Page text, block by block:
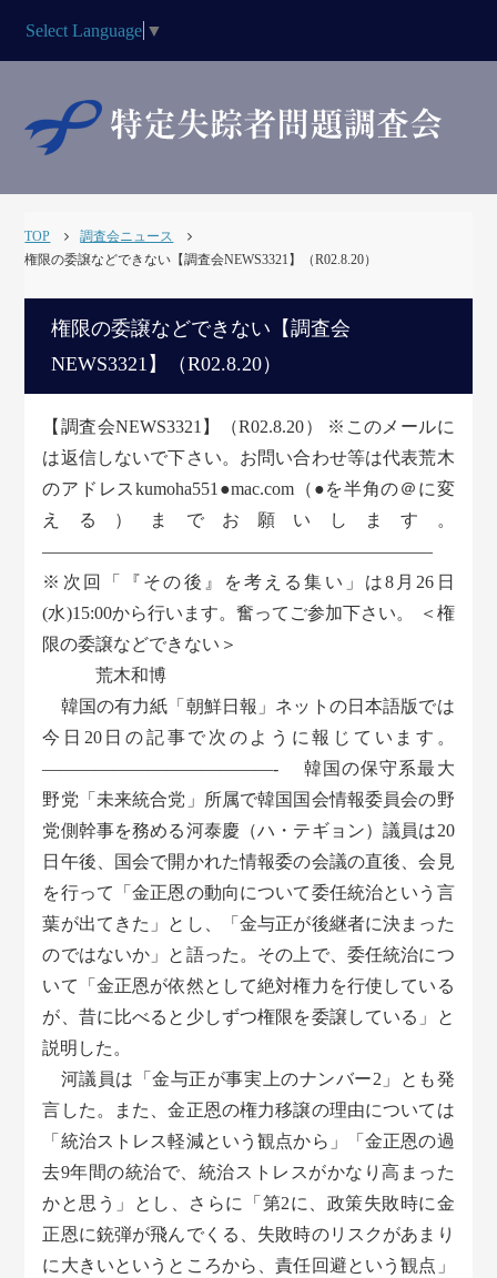
Select Language ▼
TOP
調査会ニュース
権限の委譲などできない【調査会NEWS3321】（R02.8.20）
権限の委譲などできない【調査会
NEWS3321】（R02.8.20）
【調査会NEWS3321】（R02.8.20） ※このメールに
は返信しないで下さい。お問い合わせ等は代表荒木
のアドレスkumoha551●mac.com（●を半角の＠に変
える）までお願いします。
――――――――――――――――――――――
※次回「『その後』を考える集い」は8月26日
(水)15:00から行います。奮ってご参加下さい。 ＜権
限の委譲などできない＞
荒木和博
韓国の有力紙「朝鮮日報」ネットの日本語版では
今日20日の記事で次のように報じています。
—————————————- 韓国の保守系最大
野党「未来統合党」所属で韓国国会情報委員会の野
党側幹事を務める河泰慶（ハ・テギョン）議員は20
日午後、国会で開かれた情報委の会議の直後、会見
を行って「金正恩の動向について委任統治という言
葉が出てきた」とし、「金与正が後継者に決まった
のではないか」と語った。その上で、委任統治につ
いて「金正恩が依然として絶対権力を行使している
が、昔に比べると少しずつ権限を委譲している」と
説明した。
河議員は「金与正が事実上のナンバー2」とも発
言した。また、金正恩の権力移譲の理由については
「統治ストレス軽減という観点から」「金正恩の過
去9年間の統治で、統治ストレスがかなり高まった
かと思う」とし、さらに「第2に、政策失敗時に金
正恩に銃弾が飛んでくる、失敗時のリスクがあまり
に大きいというところから、責任回避という観点」